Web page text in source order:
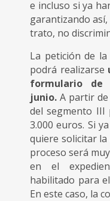
e incluso si ya
garantizando
trato, no
La petición de
podrá realizarse
formulario
junio. A partir de
del segmento III
3.000 euros. Si
quiere solicitar la
proceso será
en el
habilitado para
En este caso, la